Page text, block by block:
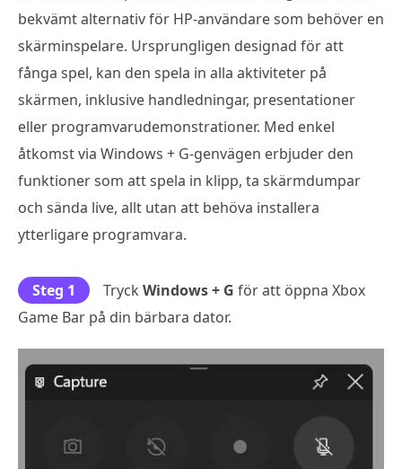
bekvämt alternativ för HP-användare som behöver en
skärminspelare. Ursprungligen designad för att
fånga spel, kan den spela in alla aktiviteter på
skärmen, inklusive handledningar, presentationer
eller programvarudemonstrationer. Med enkel
åtkomst via Windows + G-genvägen erbjuder den
funktioner som att spela in klipp, ta skärmdumpar
och sända live, allt utan att behöva installera
ytterligare programvara.
Steg 1 Tryck Windows + G för att öppna Xbox
Game Bar på din bärbara dator.